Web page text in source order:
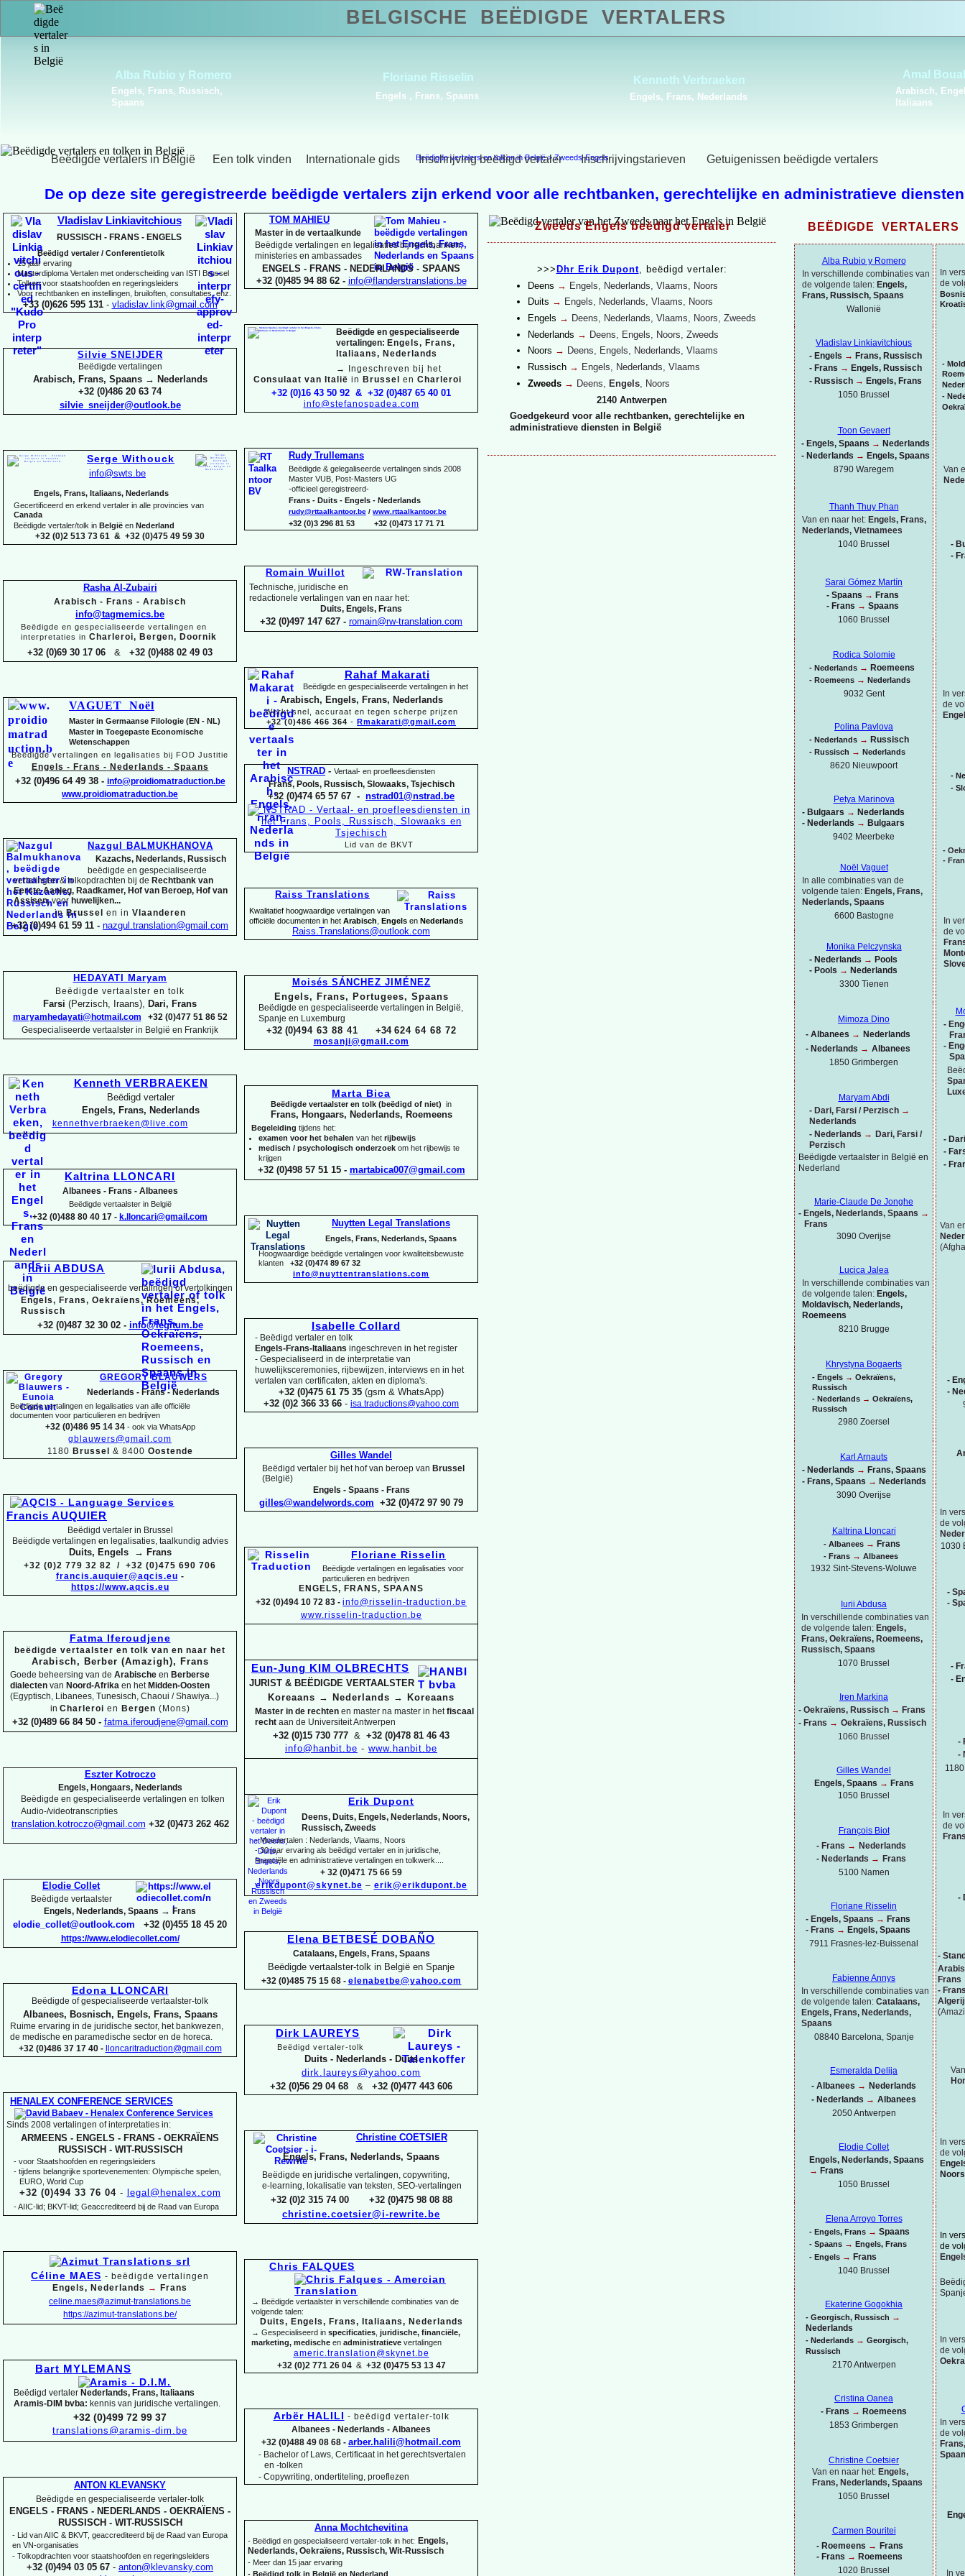
Beëdigde vertalers en tolken in België>Zweeds-Engels
Beëdigde vertalers in België Een tolk vinden Internationale gids Inschrijving beëdigd vertaler Inschrijvingstarieven Getuigenissen beëdigde vertalers
Arabisch,
Frédérique Christiaens
Engels, Frans, Portugees,
Spaans
Alba Carvajal
Duits, Engels, Frans,
Portugees, Spaans
Pol Cverle
Nederlands, Sloveens
BELGISCHE BEËDIGDE VERTALERS
BEËDIGDE
In
de
-
-
Van
-
-
In
de
-
-
-
-
In
de
-
-
-
-
-
Van
-
-
In
de
1030
-
-
-
-
-
-
In
de
-
-
Frans
-
In
de
In
de
In
de
In
de
In
Alba Rubio y Romero
In verschillende combinaties van
de volgende talen: Engels,
Frans, Russisch, Spaans
Wallonië
Vladislav Linkiavitchious
- Engels → Frans, Russisch
- Frans → Engels, Russisch
- Russisch → Engels, Frans
1050 Brussel
Toon Gevaert
- Engels, Spaans → Nederlands
- Nederlands → Engels, Spaans
8790 Waregem
Thanh Thuy Phan
Van en naar het: Engels, Frans,
Nederlands, Vietnamees
1040 Brussel
Sarai Gómez Martín
- Spaans → Frans
- Frans → Spaans
1060 Brussel
Rodica Solomie
- Nederlands → Roemeens
- Roemeens → Nederlands
9032 Gent
Polina Pavlova
- Nederlands → Russisch
- Russisch → Nederlands
8620 Nieuwpoort
Petya Marinova
- Bulgaars → Nederlands
- Nederlands → Bulgaars
9402 Meerbeke
Noël Vaguet
In alle combinaties van de
volgende talen: Engels, Frans,
Nederlands, Spaans
6600 Bastogne
Monika Pelczynska
- Nederlands → Pools
- Pools → Nederlands
3300 Tienen
Mimoza Dino
- Albanees → Nederlands
- Nederlands → Albanees
1850 Grimbergen
Maryam Abdi
- Dari, Farsi / Perzisch →
Nederlands
- Nederlands → Dari, Farsi /
Perzisch
Beëdigde vertaalster in België en
Nederland
Marie-Claude De Jonghe
- Engels, Nederlands, Spaans →
Frans
3090 Overijse
Lucica Jalea
In verschillende combinaties van
de volgende talen: Engels,
Moldavisch, Nederlands,
Roemeens
8210 Brugge
Khrystyna Bogaerts
- Engels → Oekraïens,
Russisch
- Nederlands → Oekraïens,
Russisch
2980 Zoersel
Karl Arnauts
- Nederlands → Frans, Spaans
- Frans, Spaans → Nederlands
3090 Overijse
Kaltrina Lloncari
- Albanees → Frans
- Frans → Albanees
1932 Sint-Stevens-Woluwe
Iurii Abdusa
In verschillende combinaties van
de volgende talen: Engels,
Frans, Oekraïens, Roemeens,
Russisch, Spaans
1070 Brussel
Iren Markina
- Oekraïens, Russisch → Frans
- Frans → Oekraïens, Russisch
1060 Brussel
Gilles Wandel
Engels, Spaans → Frans
1050 Brussel
François Biot
- Frans → Nederlands
- Nederlands → Frans
5100 Namen
Floriane Risselin
- Engels, Spaans → Frans
- Frans → Engels, Spaans
7911 Frasnes-lez-Buissenal
Fabienne Annys
In verschillende combinaties van
de volgende talen: Catalaans,
Engels, Frans, Nederlands,
Spaans
08840 Barcelona, Spanje
Esmeralda Delija
- Albanees → Nederlands
- Nederlands → Albanees
2050 Antwerpen
Elodie Collet
Engels, Nederlands, Spaans
→ Frans
1050 Brussel
Elena Arroyo Torres
- Engels, Frans → Spaans
- Spaans → Engels, Frans
- Engels → Frans
1040 Brussel
Ekaterine Gogokhia
- Georgisch, Russisch →
Nederlands
- Nederlands → Georgisch,
Russisch
2170 Antwerpen
Cristina Oanea
- Frans → Roemeens
1853 Grimbergen
Christine Coetsier
Van en naar het: Engels,
Frans, Nederlands, Spaans
1050 Brussel
Carmen Bouritei
- Roemeens → Frans
- Frans → Roemeens
1020 Brussel
De op deze site geregistreerde beëdigde vertalers zijn erkend voor alle rechtbanken, gerechtelijke en administratieve
TOM MAHIEU
Master in de vertaalkunde
Beëdigde vertalingen en legalisaties bij rechtbanken,
ministeries en ambassades
ENGELS - FRANS - NEDERLANDS - SPAANS
+32 (0)485 94 88 62 - info@flanderstranslations.be
Beëdigde en gespecialiseerde
vertalingen: Engels, Frans,
Italiaans, Nederlands
→
Ingeschreven bij het
Consulaat van Italië in Brussel en Charleroi
+32 (0)16 43 50 92 & +32 (0)487 65 40 01
info@stefanospadea.com
Rudy Trullemans
Beëdigde & gelegaliseerde vertalingen sinds 2008
Master VUB, Post-Masters UG
-officieel geregistreerd-
Frans - Duits - Engels - Nederlands
rudy@rttaalkantoor.be / www.rttaalkantoor.be
+32 (0)3 296 81 53 +32 (0)473 17 71 71
Romain Wuillot
Technische, juridische en
redactionele vertalingen van en naar het:
Duits, Engels, Frans
+32 (0)497 147 627 - romain@rw-translation.com
Rahaf Makarati
Beëdigde en gespecialiseerde vertalingen in het
Arabisch, Engels, Frans, Nederlands
Werkt snel, accuraat en tegen scherpe prijzen
+32 (0)486 466 364 - Rmakarati@gmail.com
NSTRAD - Vertaal- en proefleesdiensten
Frans, Pools, Russisch, Slowaaks, Tsjechisch
+32 (0)474 65 57 67 - nstrad01@nstrad.be
Lid van de BKVT
Raiss Translations
Kwalitatief hoogwaardige vertalingen van
officiële documenten in het Arabisch Engels en Nederlands
Raiss .Translations@outlook.com
Moisés SÁNCHEZ JIMÉNEZ
Engels, Frans, Portugees, Spaans
Beëdigde en gespecialiseerde vertalingen in België,
Spanje en Luxemburg
+32 (0)494 63 88 41 +34 624 64 68 72
mosanji@gmail.com
Marta Bica
Beëdigde vertaalster en tolk (beëdigd of niet) in
Frans, Hongaars, Nederlands, Roemeens
Begeleiding tijdens het:
examen voor het behalen van het rijbewijs
medisch / psychologisch onderzoek om het rijbewijs te
krijgen
+32 (0)498 57 51 15 - martabica007@gmail.com
Nuytten Legal Translations
Engels, Frans, Nederlands, Spaans
Hoogwaardige beëdigde vertalingen voor kwaliteitsbewuste
klanten +32 (0)474 89 67 32
info@nuyttentranslations.com
Isabelle Collard
- Beëdigd vertaler en tolk
Engels-Frans- Italiaans ingeschreven in het register
- Gespecialiseerd in de interpretatie van
huwelijksceremonies, rijbewijzen, interviews en in het
vertalen van certificaten, akten en diploma's.
+32 (0)475 61 75 35 (gsm & WhatsApp)
+32 (0)2 366 33 66 - isa.traductions@yahoo.com
Gilles Wandel
Beëdigd vertaler bij het hof van beroep van Brussel
(België)
Engels -Spaans -Frans
gilles@wandelwords.com +32 (0)472 97 90 79
Floriane Risselin
Beëdigde vertalingen en legalisaties voor
particulieren en bedrijven
ENGELS, FRANS, SPAANS
+32 (0)494 10 72 83 - info@risselin-traduction.be
www.risselin-traduction.be
Eun-Jung KIM OLBRECHTS
JURIST & BEËDIGDE VERTAALSTER
Koreaans → Nederlands → Koreaans
Master in de rechten en master na master in hetfiscaal
recht aan de Universiteit Antwerpen
+32 (0)15 730 777 & +32 (0)478 81 46 43
info@hanbit.be - www.hanbit.be
Erik Dupont
Deens, Duits, Engels, Nederlands, Noors,
Russisch, Zweeds
-Moedertalen : Nederlands, Vlaams, Noors
-30 jaar ervaring als beëdigd vertaler en in juridische,
financiële en administratieve vertalingen en tolkwerk....
+ 32 (0)471 75 66 59
erikdupont@skynet.be – erik@erikdupont.be
Elena BETBESÉ DOBAÑO
Catalaans, Engels, Frans, Spaans
Beëdigde vertaalster-tolk in België en Spanje
+32 (0)485 75 15 68 - elenabetbe@yahoo.com
Dirk LAUREYS
Beëdigd vertaler-tolk
Duits - Nederlands - Duits
dirk.laureys@yahoo.com
+32 (0)56 29 04 68 & +32 (0)477 443 606
Christine COETSIER
Engels, Frans, Nederlands, Spaans
Beëdigde en juridische vertalingen, copywriting,
e- learning, lokalisatie van teksten, SEO-vertalingen
+32 (0)2 315 74 00 +32 (0)475 98 08 88
christine.coetsier@i-rewrite.be
Chris FALQUES
→ Beëdigde vertaalster in verschillende combinaties van de
volgende talen:
Duits, Engels, Frans, Italiaans, Nederlands
→ Gespecialiseerd in specificaties juridische, financiële,
marketing, medische en administratieve vertalingen
americ.translation@skynet.be
+32 (0)2 771 26 04& +32 (0)475 53 13 47
Arbër HALILI - beëdigd vertaler-tolk
Albanees - Nederlands - Albanees
+32 (0)488 49 08 68 - arber.halili@hotmail.com
- Bachelor of Laws, Certificaat in het gerechtsvertalen
en -tolken
- Copywriting, ondertiteling, proeflezen
Anna Mochtchevitina
- Beëdigd en gespecialiseerd vertaler-tolk in het: Engels,
Nederlands, Oekraïens, Russisch, Wit-Russisch
- Meer dan 15 jaar ervaring
- Beëdigd tolk in België en Nederland
Vladislav Linkiavitchious
RUSSISCH - FRANS - ENGELS
Beëdigd vertaler / Conferentietolk
15 jaar ervaring
Masterdiploma Vertalen met onderscheiding van ISTI Brussel
Tolken voor staatshoofden en regeringsleiders
Voor rechtbanken en instellingen, bruiloften, consultaties, enz.
+33 (0)626 595 131- vladislav.link@gmail.com
Silvie SNEIJDER
Beëdigde vertalingen
Arabisch, Frans, Spaans → Nederlands
+32 (0)486 20 63 74
silvie_sneijder@outlook.be
Serge Withouck
info@swts.be
Engels, Frans, Italiaans, Nederlands
Gecertificeerd en erkend vertaler in alle provincies van
Canada
Beëdigde vertaler/tolk in België en Nederland
+32 (0)2 513 73 61 & +32 (0)475 49 59 30
Rasha Al-Zubairi
Arabisch - Frans - Arabisch
info@tagmemics.be
Beëdigde en gespecialiseerde vertalingen en
interpretaties in Charleroi, Bergen, Doornik
+32 (0)69 30 17 06 & +32 (0)488 02 49 03
VAGUET Noël
Master in Germaanse Filologie (EN - NL)
Master in Toegepaste Economische
Wetenschappen
Beëdigde vertalingen en legalisaties bij FOD Justitie
Engels - Frans - Nederlands - Spaans
+32 (0)496 64 49 38 - info@proidiomatraduction.be
www.proidiomatraduction.be
Nazgul BALMUKHANOVA
Kazachs, Nederlands, Russisch
beëdigde en gespecialiseerde
vertalingen &tolkopdrachten bij de Rechtbank van
Eerste Aanleg, Raadkamer, Hof van Beroep, Hof van
Assisen,voor huwelijken...
in Brussel en in Vlaanderen
+32 (0)494 61 59 11 - nazgul.translation@gmail.com
HEDAYATI Maryam
Beëdigde vertaalster en tolk
Farsi (Perzisch, Iraans), Dari, Frans
maryamhedayati@hotmail.com
+32 (0)477 51 86 52
Gespecialiseerde vertaalster in België en Frankrijk
Kenneth VERBRAEKEN
Beëdigd vertaler
Engels, Frans, Nederlands
kennethverbraeken@live.com
Kaltrina LLONCARI
Albanees -Frans -Albanees
Beëdigde vertaalster in België
+32 (0)488 80 40 17 - k.lloncari@gmail.com
Iurii ABDUSA
beëdigde en gespecialiseerde vertalingen of vertolkingen
Engels, Frans, Oekraïens, Roemeens,
Russisch
+32 (0)487 32 30 02 - info@legitum.be
GREGORY BLAUWERS
Nederlands - Frans -Nederlands
Beëdigde vertalingen en legalisaties van alle officiële
documenten voor particulieren en bedrijven
+32 (0)486 95 14 34 -ook via WhatsApp
gblauwers@gmail.com
1180 Brussel & 8400 Oostende
Francis AUQUIER
Beëdigd vertaler in Brussel
Beëdigde vertalingen en legalisaties, taalkundig advies
Duits, Engels → Frans
+32 (0)2 779 32 82 / +32 (0)475 690 706
francis.auquier@aqcis.eu -
https://www.aqcis.eu
Fatma Iferoudjene
beëdigde vertaalster en tolk van en naar het
Arabisch, Berber (Amazigh), Frans
Goede beheersing van de Arabische en Berberse
dialecten van Noord-Afrika en hetMidden-Oosten
(Egyptisch, Libanees, Tunesisch, Chaoui / Shawiya...)
in Charleroi en Bergen (Mons)
+32 (0)489 66 84 50 - fatma.iferoudjene@gmail.com
Eszter Kotroczo
Engels, Hongaars, Nederlands
Beëdigde en gespecialiseerde vertalingen en tolken
Audio-/videotranscripties
translation.kotroczo@gmail.com +32 (0)473 262 462
Elodie Collet
Beëdigde vertaalster
Engels, Nederlands, Spaans → Frans
elodie_collet@outlook.com +32 (0)455 18 45 20
https://www.elodiecollet.com/
Edona LLONCARI
Beëdigde of gespecialiseerde vertaalster-tolk
Albanees, Bosnisch, Engels, Frans, Spaans
Ruime ervaring in de juridische sector, het bankwezen,
de medische en paramedische sector en de horeca.
+32 (0)486 37 17 40 -
lloncaritraduction@gmail.com
HENALEX CONFERENCE SERVICES
Sinds 2008 vertalingen of interpretaties in:
ARMEENS - ENGELS - FRANS - OEKRAÏENS
RUSSISCH -WIT-RUSSISCH
- voor Staatshoofden en regeringsleiders
- tijdens belangrijke sportevenementen: Olympische spelen,
EURO, World Cup
+32 (0)494 33 76 04- legal@henalex.com
-AIIC-lid; BKVT-lid; Geaccrediteerd bij de Raad van Europa
Céline MAES - beëdigde vertalingen
Engels, Nederlands →
Frans
celine.maes@azimut-translations.be
https://azimut-translations.be/
Bart MYLEMANS
Beëdigd vertaler Nederlands, Frans, Italiaans
Aramis-DIM bvba: kennis van juridische vertalingen.
+32 (0)499 72 99 37
translations@aramis-dim.be
ANTON KLEVANSKY
Beëdigde en gespecialiseerde vertaler-tolk
ENGELS - FRANS - NEDERLANDS - OEKRAÏENS -
RUSSISCH -WIT-RUSSISCH
- Lid van AIIC & BKVT, geaccrediteerd bij de Raad van Europa
en VN-organisaties
- Tolkopdrachten voor staatshoofden en regeringsleiders
+32 (0)494 03 05 67 - anton@klevansky.com
>>> Dhr Erik Dupont, beëdigd vertaler:
Deens → Engels, Nederlands, Vlaams, Noors
Duits → Engels, Nederlands, Vlaams, Noors
Engels → Deens, Nederlands, Vlaams, Noors, Zweeds
Nederlands → Deens, Engels, Noors, Zweeds
Noors → Deens, Engels, Nederlands, Vlaams
Russisch → Engels, Nederlands, Vlaams
Zweeds → Deens, Engels , Noors
2140 Antwerpen
Goedgekeurd voor alle rechtbanken, gerechtelijke en
administratieve diensten in België
Zweeds Engels beëdigd vertaler